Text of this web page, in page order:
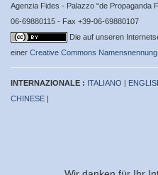
Agenzia Fides - Palazzo “de Propaganda
06-69880115 - Fax +39-06-69880107
Die auf unseren
einer Creative Commons
INTERNAZIONALE : ITALIANO |
CHINESE |